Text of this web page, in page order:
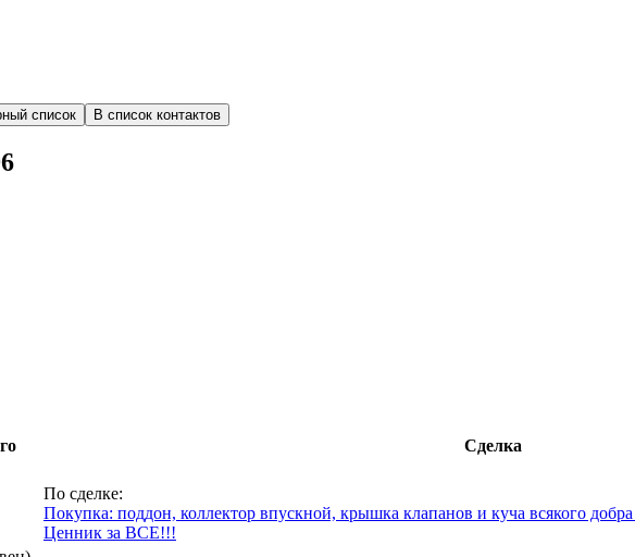
список В список контактов
Сделка
По сделке:
Покупка: поддон, коллектор впускной, крышка клапанов и куча всякого
Ценник за ВСЕ!!!